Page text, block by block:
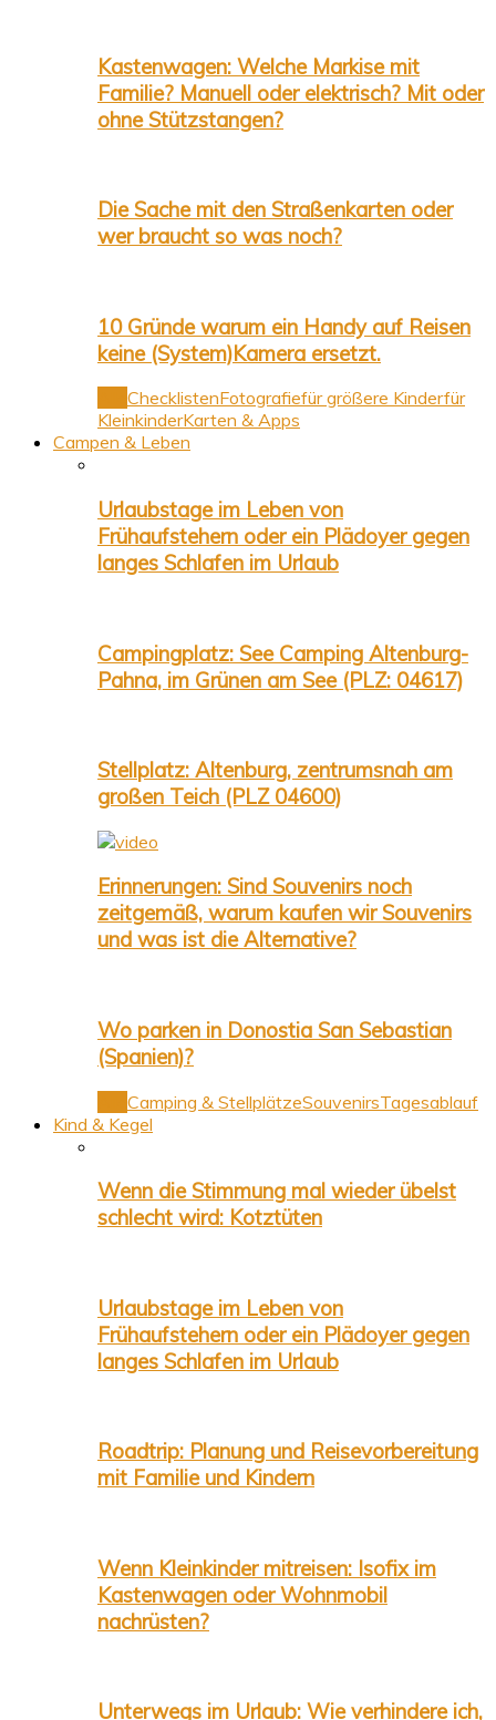
Kastenwagen: Welche Markise mit
Familie? Manuell oder elektrisch? Mit oder
ohne Stützstangen?
Die Sache mit den Straßenkarten oder
wer braucht so was noch?
10 Gründe warum ein Handy auf Reisen
keine (System)Kamera ersetzt.
ChecklistenFotografiefür größere Kinderfür
KleinkinderKarten & Apps
Campen & Leben
Urlaubstage im Leben von
Frühaufstehern oder ein Plädoyer gegen
langes Schlafen im Urlaub
Campingplatz: See Camping Altenburg-
Pahna, im Grünen am See (PLZ: 04617)
Stellplatz: Altenburg, zentrumsnah am
großen Teich (PLZ 04600)
Erinnerungen: Sind Souvenirs noch
zeitgemäß, warum kaufen wir Souvenirs
und was ist die Alternative?
Wo parken in Donostia San Sebastian
(Spanien)?
Camping & StellplätzeSouvenirsTagesablauf
Kind & Kegel
Wenn die Stimmung mal wieder übelst
schlecht wird: Kotztüten
Urlaubstage im Leben von
Frühaufstehern oder ein Plädoyer gegen
langes Schlafen im Urlaub
Roadtrip: Planung und Reisevorbereitung
mit Familie und Kindern
Wenn Kleinkinder mitreisen: Isofix im
Kastenwagen oder Wohnmobil
nachrüsten?
Unterwegs im Urlaub: Wie verhindere ich,